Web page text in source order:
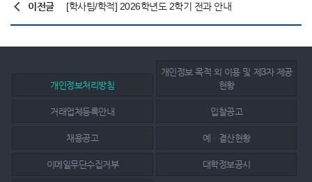
이전글 [학사팀/학적] 2026학년도 2학기 전과 안내
개인정보처리방침
개인정보 목적 외 이용 및 제3자 제공
현황
거래업체등록안내 입찰공고
채용공고 예ㆍ결산현황
이메일무단수집거부 대학정보공시